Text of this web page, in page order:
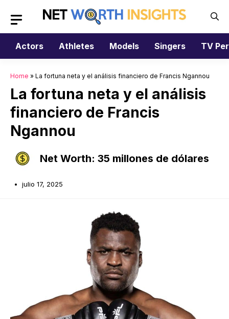
contenido
Actors
Athletes Models Singers TV
Home » La fortuna neta y el análisis financiero de Francis Ngannou
La fortuna neta y el análisis
financiero de Francis
Ngannou
Net Worth: 35 millones de dólares
julio 17, 2025